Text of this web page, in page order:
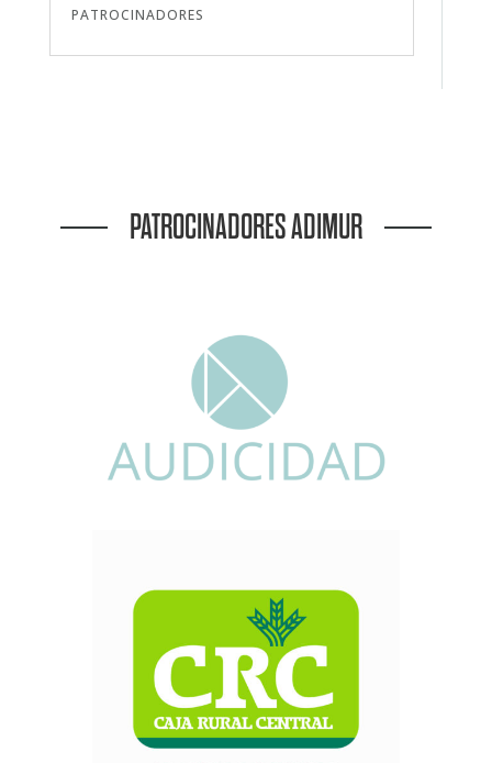
PATROCINADORES
PATROCINADORES ADIMUR